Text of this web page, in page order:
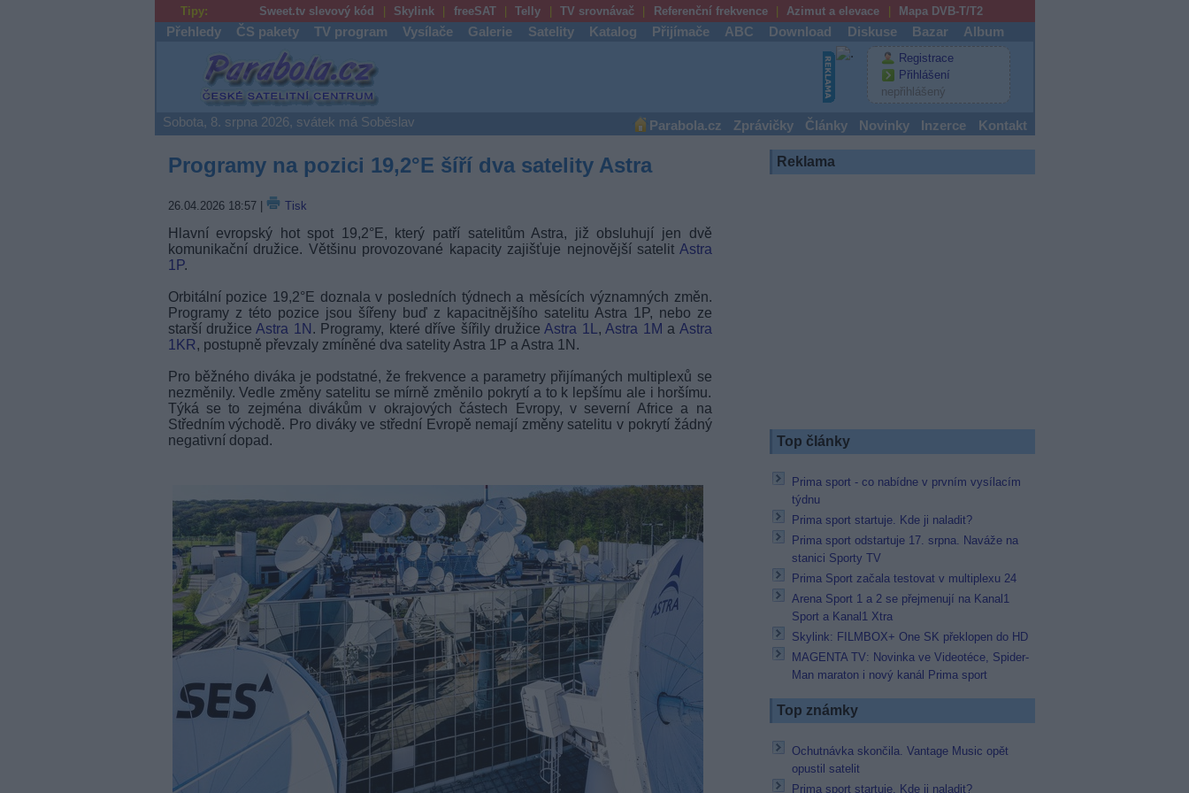
Tipy: Sweet.tv slevový kód Skylink freeSAT Telly TV srovnávač Referenční frekvence Azimut a elevace Mapa DVB-T/T2
Přehledy ČS pakety TV program Vysílače Galerie Satelity Katalog Přijímače ABC Download Diskuse Bazar Album
Parabola.cz
Registrace
Přihlášení
nepřihlášený
Sobota, 8. srpna 2026, svátek má Soběslav Parabola.cz Zprávičky Články Novinky Inzerce Kontakt
Programy na pozici 19,2°E šíří dva satelity Astra
26.04.2026 18:57| Tisk
Hlavní evropský hot spot 19,2°E, který patří satelitům Astra, již obsluhují jen dvě
komunikační družice. Většinu provozované kapacity zajišťuje nejnovější satelit Astra
1P.
Orbitální pozice 19,2°E doznala v posledních týdnech a měsících významných změn.
Programy z této pozice jsou šířeny buď z kapacitnějšího satelitu Astra 1P, nebo ze
starší družiceAstra 1N . Programy, které dříve šířily družiceAstra 1L ,Astra 1M a Astra
1KR, postupně převzaly zmíněné dva satelity Astra 1P a Astra 1N.
Pro běžného diváka je podstatné, že frekvence a parametry přijímaných multiplexů se
nezměnily. Vedle změny satelitu se mírně změnilo pokrytí a to k lepšímu ale i horšímu.
Týká se to zejména divákům v okrajových částech Evropy, v severní Africe a na
Středním východě. Pro diváky ve střední Evropě nemají změny satelitu v pokrytí žádný
negativní dopad.
Reklama
Top články
Prima sport - co nabídne v prvním vysílacím
týdnu
Prima sport startuje. Kde ji naladit?
Prima sport odstartuje 17. srpna. Naváže na
stanici Sporty TV
Prima Sport začala testovat v multiplexu 24
Arena Sport 1 a 2 se přejmenují na Kanal1
Sport a Kanal1 Xtra
Skylink: FILMBOX+ One SK překlopen do HD
MAGENTA TV: Novinka ve Videotéce, Spider-
Man maraton i nový kanál Prima sport
Top známky
Ochutnávka skončila. Vantage Music opět
opustil satelit
Prima sport startuje. Kde ji naladit?